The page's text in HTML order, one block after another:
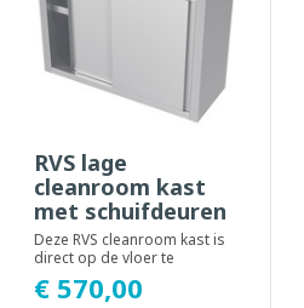
RVS lage
cleanroom kast
met schuifdeuren
Deze RVS cleanroom kast is
direct op de vloer te
plaatsen. Het ontwerp van de
opbergkast i...
€ 570,00